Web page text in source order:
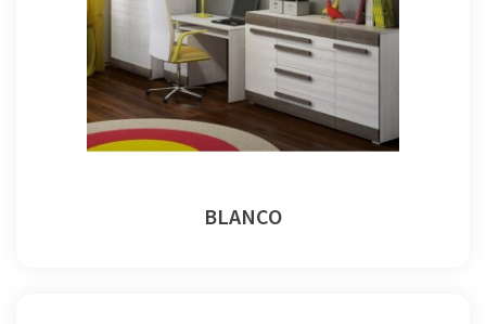
BLANCO